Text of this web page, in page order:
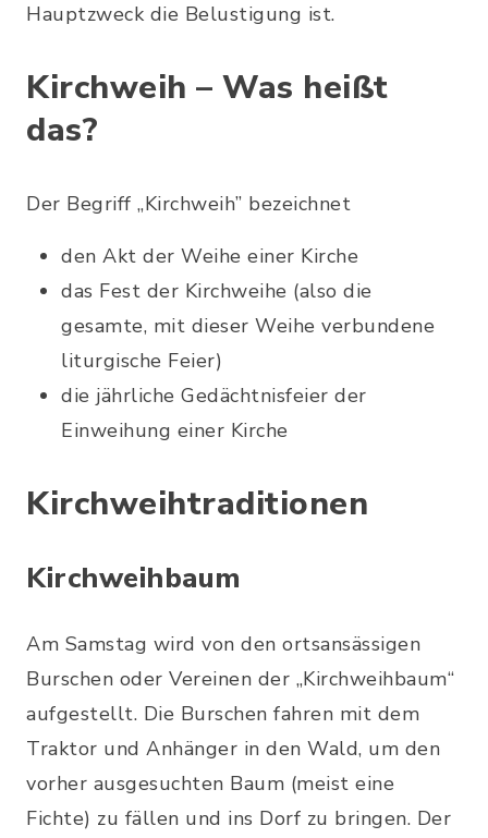
Hauptzweck die Belustigung ist.
Kirchweih – Was heißt
das?
Der Begriff „Kirchweih” bezeichnet
den Akt der Weihe einer Kirche
das Fest der Kirchweihe (also die
gesamte, mit dieser Weihe verbundene
liturgische Feier)
die jährliche Gedächtnisfeier der
Einweihung einer Kirche
Kirchweihtraditionen
Kirchweihbaum
Am Samstag wird von den ortsansässigen
Burschen oder Vereinen der „Kirchweihbaum“
aufgestellt. Die Burschen fahren mit dem
Traktor und Anhänger in den Wald, um den
vorher ausgesuchten Baum (meist eine
Fichte) zu fällen und ins Dorf zu bringen. Der